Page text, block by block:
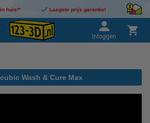
huis!* Laagste prijs garantie!
Inloggen
Wash & Cure Max